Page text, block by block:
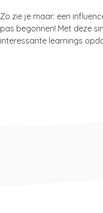
Zo zie je maar: een
pas begonnen! Met deze
interessante learnings